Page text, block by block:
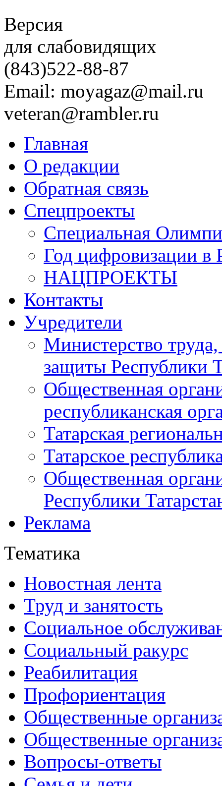
Версия
для слабовидящих
(843)522-88-87
Email: moyagaz@mail.ru
veteran@rambler.ru
Главная
О редакции
Обратная связь
Спецпроекты
Специальная
Год цифровизации в
НАЦПРОЕКТЫ
Контакты
Учредители
Министерство
защиты Республики
Общественная
республиканская
Татарская
Татарское
Общественная
Республики
Реклама
Тематика
Новостная лента
Труд и занятость
Социальное
Социальный ракурс
Реабилитация
Профориентация
Общественные
Общественные
Вопросы-ответы